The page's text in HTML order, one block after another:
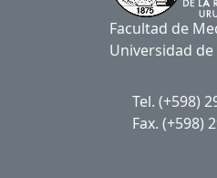
Facultad de
Universidad de
Tel. (+598)
Fax. (+598)